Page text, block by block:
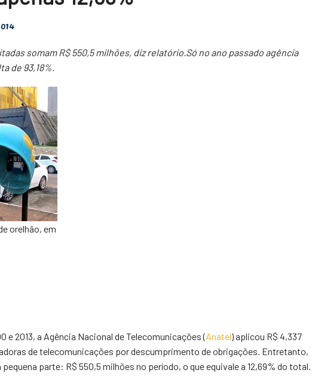
somam R$ 550,5 milhões, diz relatório.Só no ano passado agência
de 93,18%.
orelhão, em
e 2013, a Agência Nacional de Telecomunicações (Anatel) aplicou R$ 4,337
de telecomunicações por descumprimento de obrigações. Entretanto,
parte: R$ 550,5 milhões no período, o que equivale a 12,69% do total.